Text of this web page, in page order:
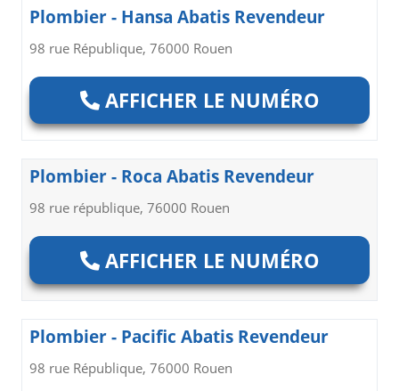
Plombier - Hansa Abatis Revendeur
98 rue République, 76000 Rouen
AFFICHER LE NUMÉRO
Plombier - Roca Abatis Revendeur
98 rue république, 76000 Rouen
AFFICHER LE NUMÉRO
Plombier - Pacific Abatis Revendeur
98 rue République, 76000 Rouen